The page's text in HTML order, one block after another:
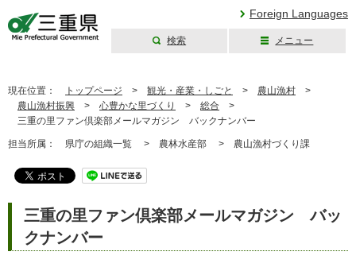
Foreign Languages
検索 メニュー
現在位置： トップページ > 観光・産業・しごと > 農山漁村 >
農山漁村振興 > 心豊かな里づくり > 総合 >
三重の里ファン倶楽部メールマガジン バックナンバー
担当所属： 県庁の組織一覧 > 農林水産部 > 農山漁村づくり課
三重の里ファン倶楽部メールマガジン バッ
クナンバー